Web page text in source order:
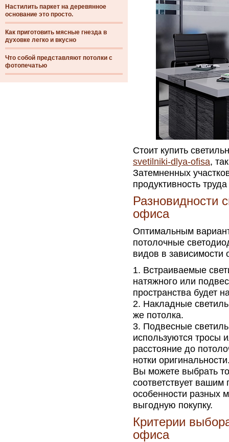
Настилить паркет на деревянное
основание это просто.
Как приготовить мясные гнезда в
духовке легко и вкусно
Что собой представляют потолки с
фотопечатью
Стоит купить
svetilniki-dlya-ofisa,
Затемненных
продуктивность
Разновидности
офиса
Оптимальным
потолочные
видов в зависимости
Встраиваемые
натяжного или
пространства будет
Накладные
же потолка.
Подвесные
используются тросы
расстояние до
нотки
Вы можете выбрать
соответствует вашим
особенности разных
выгодную покупку.
Критерии
офиса